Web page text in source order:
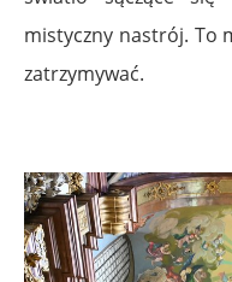
mistyczny nastrój. To
zatrzymywać.